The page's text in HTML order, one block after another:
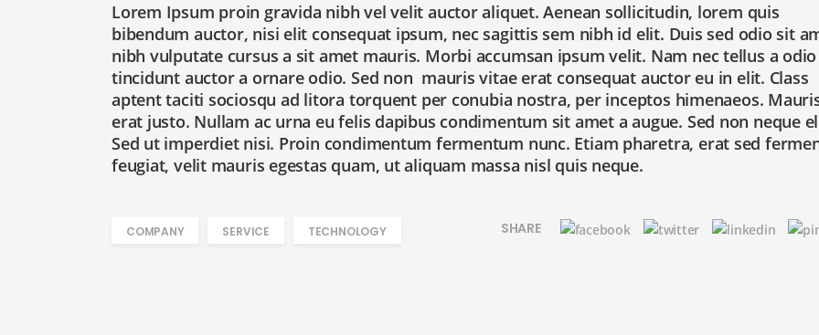
Lorem Ipsum proin gravida nibh vel velit auctor aliquet. Aenean sollicitudin, lorem quis
bibendum auctor, nisi elit consequat ipsum, nec sagittis sem nibh id elit. Duis sed odio sit
nibh vulputate cursus a sit amet mauris. Morbi accumsan ipsum velit. Nam nec tellus a odio
tincidunt auctor a ornare odio. Sed non mauris vitae erat consequat auctor eu in elit. Class
aptent taciti sociosqu ad litora torquent per conubia nostra, per inceptos himenaeos.
erat justo. Nullam ac urna eu felis dapibus condimentum sit amet a augue. Sed non neque
Sed ut imperdiet nisi. Proin condimentum fermentum nunc. Etiam pharetra, erat sed
feugiat, velit mauris egestas quam, ut aliquam massa nisl quis neque.
COMPANY SERVICE TECHNOLOGY SHARE